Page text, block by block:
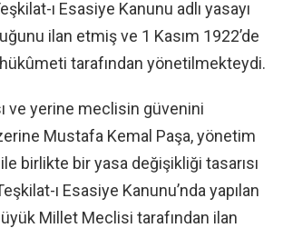
ı Esasiye Kanunu adlı yasayı
ilan etmiş ve 1 Kasım 1922’de
hükûmeti tarafından yönetilmekteydi.
ve yerine meclisin güvenini
Mustafa Kemal Paşa, yönetim
birlikte bir yasa değişikliği tasarısı
ı Esasiye Kanunu’nda yapılan
Millet Meclisi tarafından ilan